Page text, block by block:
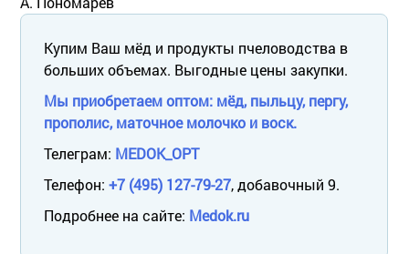
Купим Ваш мёд и продукты пчеловодства в
больших объемах. Выгодные цены закупки.
Мы приобретаем оптом: мёд, пыльцу, пергу,
прополис, маточное молочко и воск.
Телеграм: MEDOK_OPT
Телефон: +7 (495) 127-79-27, добавочный 9.
Подробнее на сайте: Medok.ru